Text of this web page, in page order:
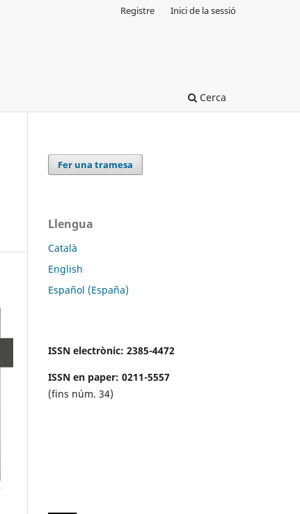
Cerca
Registre Inici de la sessió
Fer una tramesa
Llengua
Català
English
Español (España)
ISSN electrònic: 2385-4472
ISSN en paper: 0211-5557
(fins núm. 34)